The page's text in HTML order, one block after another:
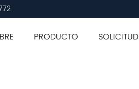
PRODUCTO SOLICITUD